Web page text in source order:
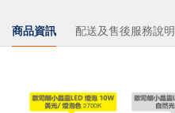
商品資訊 配送及售後服務說明